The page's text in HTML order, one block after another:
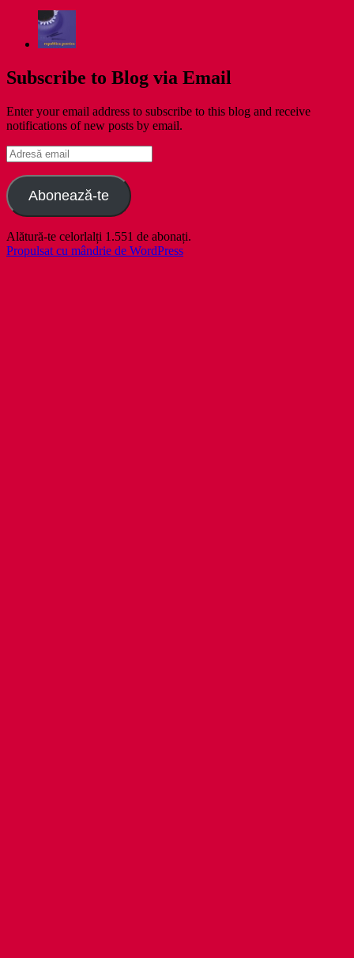
Subscribe to Blog via Email
Enter your email address to subscribe to this blog and receive
notifications of new posts by email.
Adresă
email
Abonează-te
Alătură-te celorlalți 1.551 de abonați.
Propulsat cu mândrie de WordPress